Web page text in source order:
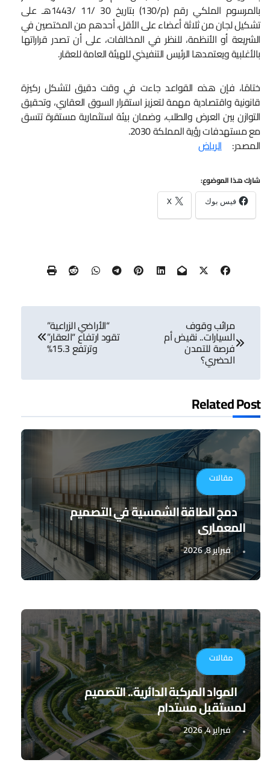
بالمرسوم الملكي رقم (م/130) بتاريخ 30 /11 /1443هـ على
تشكيل لجان من ثلاثة أعضاء على الأقل، أحدهم من المختصين في
الشريعة أو الأنظمة، للنظر في المخالفات، على أن تصدر قراراتها
بالأغلبية ويعتمدها الرئيس التنفيذي للهيئة العامة للعقار.
ختامًا، فإن هذه القواعد جاءت في وقت دقيق لتشكل ركيزة
قانونية واقتصادية مهمة لتعزيز استقرار السوق العقاري، وتحقيق
التوازن بين العرض والطلب، وضمان بيئة استثمارية مستقرة تتسق
مع مستهدفات رؤية المملكة 2030.
المصدر:
الرياض
شارك هذا الموضوع:
فيس بوك X
تصفّح
المقالات
مرائب وقوف
السيارات.. نقيض أم
فرصة للتمدن
الحضري؟
“الأراضي الزراعية”
تقود ارتفاع “العقار”
وترتفع 15.3%
Related Post
مقالات
دمج الطاقة الشمسية في التصميم
المعماري
فبراير 8, 2026
مقالات
المواد المركبة الدائرية.. التصميم
لمستقبل مستدام
فبراير 4, 2026